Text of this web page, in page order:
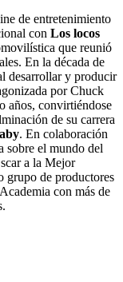
de entretenimiento
con Los locos
que reunió
En la década de
desarrollar y producir
por Chuck
años, convirtiéndose
de su carrera
. En colaboración
sobre el mundo del
a la Mejor
grupo de productores
con más de